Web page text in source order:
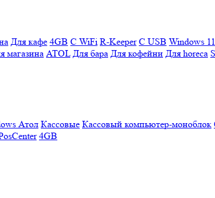
Для кафе 4GB С WiFi R-Keeper С USB Windows 11
магазина ATOL Для бара Для кофейни Для horeca
Атол Кассовые Кассовый компьютер-моноблок
4GB